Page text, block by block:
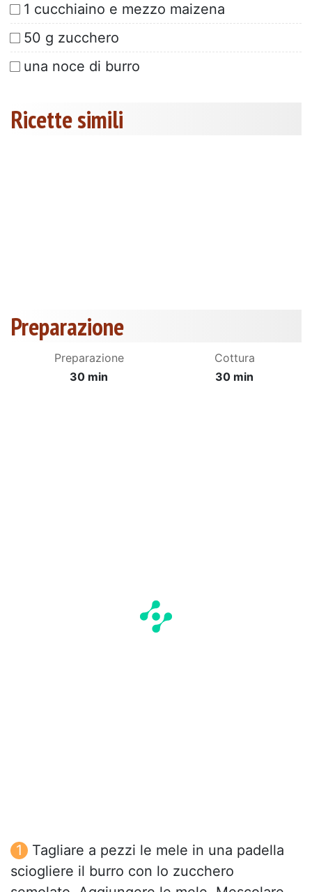
1 cucchiaino e mezzo maizena
50 g zucchero
una noce di burro
Ricette simili
Preparazione
Preparazione
30 min
Cottura
30 min
Tagliare a pezzi le mele in una padella
sciogliere il burro con lo zucchero